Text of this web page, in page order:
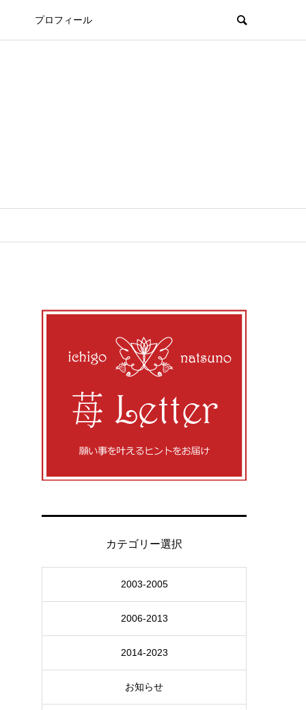
プロフィール
カテゴリー選択
2003-2005
2006-2013
2014-2023
お知らせ